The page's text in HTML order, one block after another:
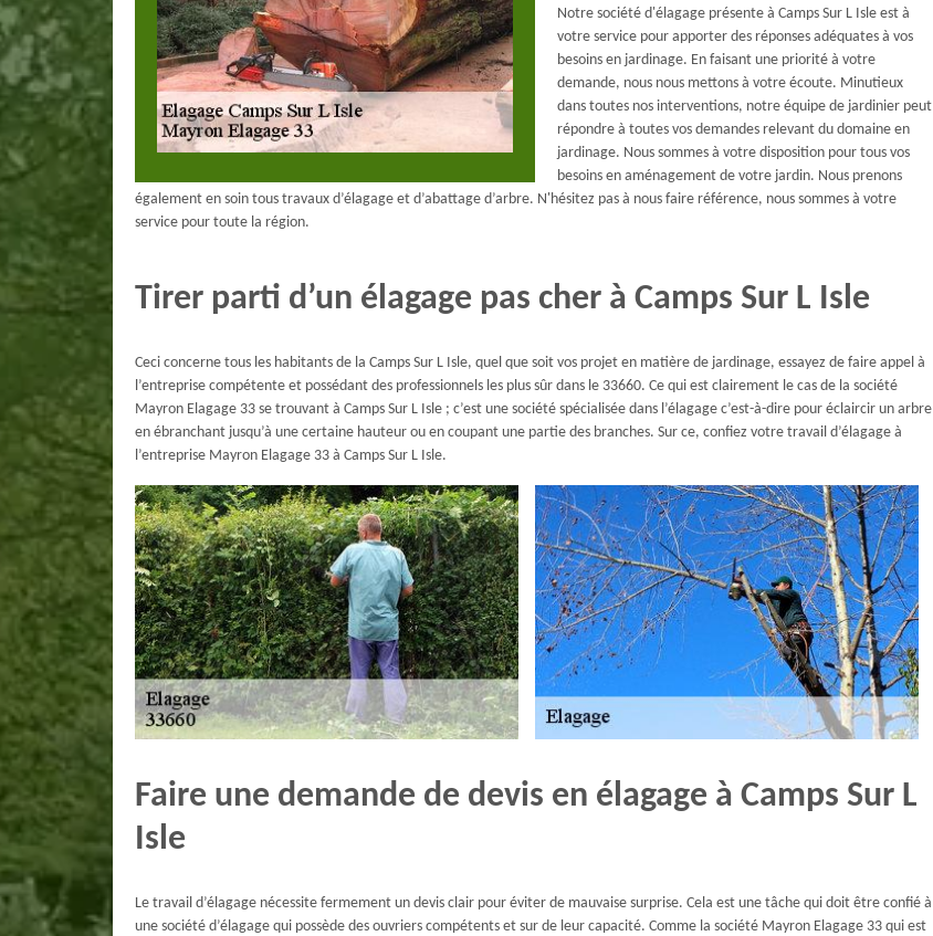
Notre société d'élagage présente à Camps Sur L Isle est à
votre service pour apporter des réponses adéquates à vos
besoins en jardinage. En faisant une priorité à votre
demande, nous nous mettons à votre écoute. Minutieux
dans toutes nos interventions, notre équipe de jardinier peut
répondre à toutes vos demandes relevant du domaine en
jardinage. Nous sommes à votre disposition pour tous vos
besoins en aménagement de votre jardin. Nous prenons
également en soin tous travaux d’élagage et d’abattage d’arbre. N'hésitez pas à nous faire référence, nous sommes à votre
service pour toute la région.
Tirer parti d’un élagage pas cher à Camps Sur L Isle
Ceci concerne tous les habitants de la Camps Sur L Isle, quel que soit vos projet en matière de jardinage, essayez de faire appel à
l’entreprise compétente et possédant des professionnels les plus sûr dans le 33660. Ce qui est clairement le cas de la société
Mayron Elagage 33 se trouvant à Camps Sur L Isle ; c’est une société spécialisée dans l’élagage c’est-à-dire pour éclaircir un arbre
en ébranchant jusqu’à une certaine hauteur ou en coupant une partie des branches. Sur ce, confiez votre travail d’élagage à
l’entreprise Mayron Elagage 33 à Camps Sur L Isle.
Faire une demande de devis en élagage à Camps Sur L
Isle
Le travail d’élagage nécessite fermement un devis clair pour éviter de mauvaise surprise. Cela est une tâche qui doit être confié à
une société d’élagage qui possède des ouvriers compétents et sur de leur capacité. Comme la société Mayron Elagage 33 qui est